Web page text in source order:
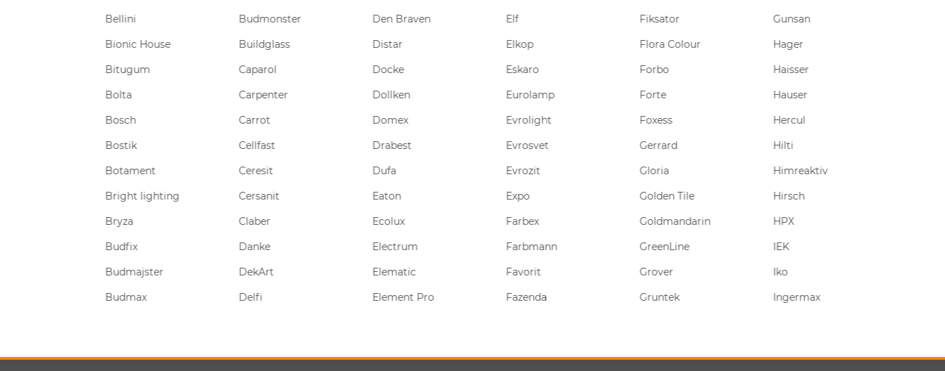
Bellini
Bionic House
Bitugum
Bosch
Bostik
Botament
Bright lighting
Bryza
Budfix
Budmajster
Budmax
Budmonster
Buildglass
Caparol
Carpenter
Carrot
Cellfast
Ceresit
Cersanit
Claber
Danke
DekArt
Den Braven
Distar
Docke
Dollken
Domex
Drabest
Eaton
Ecolux
Electrum
Elematic
Element Pro
Elkop
Eskaro
Eurolamp
Evrolight
Evrosvet
Evrozit
Farbex
Farbmann
Favorit
Fazenda
Fiksator
Flora Colour
Forbo
Foxess
Gerrard
Gloria
Golden Tile
Goldmandarin
GreenLine
Grover
Gruntek
Gunsan
Hager
Haisser
Hauser
Hercul
Himreaktiv
Hirsch
Ingermax